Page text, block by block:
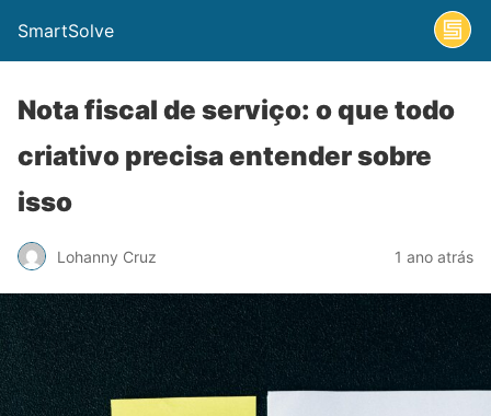
SmartSolve
Nota fiscal de serviço: o que todo
criativo precisa entender sobre
isso
Lohanny Cruz 1 ano atrás